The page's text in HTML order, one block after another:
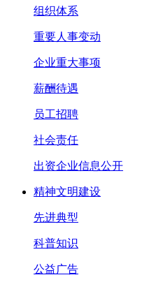
组织体系
重要人事变动
企业重大事项
薪酬待遇
员工招聘
社会责任
出资企业信息公开
精神文明建设
先进典型
科普知识
公益广告